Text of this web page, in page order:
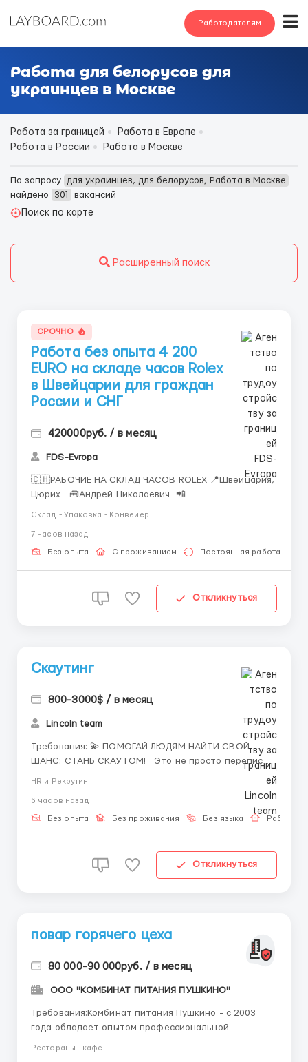
Работодателям
Работа для белорусов для
украинцев в Москве
Работа за границей
Работа в Европе
Работа в России
Работа в Москве
По запросу для украинцев, для белорусов, Работа в Москве
найдено
301
вакансий
Поиск по карте
Расширенный поиск
СРОЧНО
Работа без опыта 4 200
EURO на складе часов Rolex
в Швейцарии для граждан
России и СНГ
420000руб. / в месяц
FDS-Evropa
🇨🇭РАБОЧИЕ НА СКЛАД ЧАСОВ ROLEX 📍Швейцария,
Цюрих 🧰Андрей Николаевич 📲
Узбекистан, Казахстан, Беларусь, Молдова, Грузия,
Азербайджан, Армения, Киргизия. Rolex &mdash...
Склад - Упаковка - Конвейер
7 часов назад
Без опыта С проживанием Постоянная работа
Откликнуться
Скаутинг
800-3000$ / в месяц
Lincoln team
Требования: 💫 ПОМОГАЙ ЛЮДЯМ НАЙТИ СВОЙ
ШАНС: СТАНЬ СКАУТОМ! Это не просто переписки
новую сферу, поверить в себя и выйти на реальные
возможности. 📍 Чем занимается скаут: • Находит
перспективных канди...
HR и Рекрутинг
6 часов назад
Без опыта Без проживания Без языка Работа
Откликнуться
повар горячего цеха
80 000-90 000руб. / в месяц
ООО "КОМБИНАТ ПИТАНИЯ ПУШКИНО"
Требования:Комбинат питания Пушкино - с 2003
года обладает опытом профессиональной
Рестораны - кафе